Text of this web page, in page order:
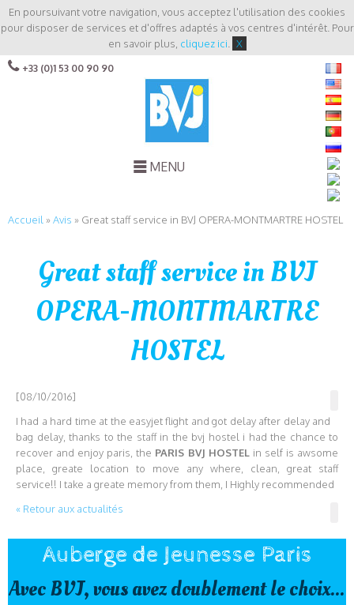
En poursuivant votre navigation, vous acceptez l'utilisation des cookies
pour disposer de services et d'offres adaptés à vos centres d'intérêt. Pour
en savoir plus, cliquez ici X
+33 (0)1 53 00 90 90
MENU
Accueil »Avis » Great staff service in BVJ OPERA-MONTMARTRE HOSTEL
Great staff service in BVJ
OPERA-MONTMARTRE
HOSTEL
[08/10/2016]
I had a hard time at the easyjet flight and got delay after delay and
bag delay, thanks to the staff in the bvj hostel i had the chance to
recover and enjoy paris, the PARIS BVJ HOSTELin self is awsome
place, greate location to move any where, clean, great staff
service!! I take a greate memory from them, I Highly recommended
« Retour aux actualités
Auberge de Jeunesse Paris
Avec BVJ, vous avez doublement le choix...